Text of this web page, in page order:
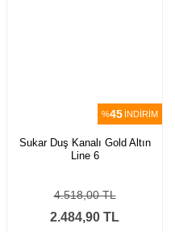
%45 İNDİRİM
Sukar Duş Kanalı Gold Altın
Line 6
2.484,90 TL
4.518,00 TL